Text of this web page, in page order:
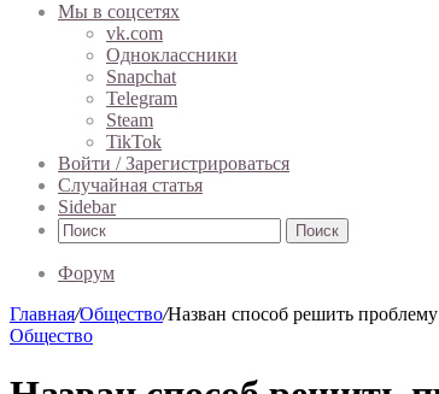
Мы в соцсетях
vk.com
Одноклассники
Snapchat
Telegram
Steam
TikTok
Войти / Зарегистрироваться
Случайная статья
Sidebar
Поиск
Форум
Главная/Общество/Назван способ решить
Общество